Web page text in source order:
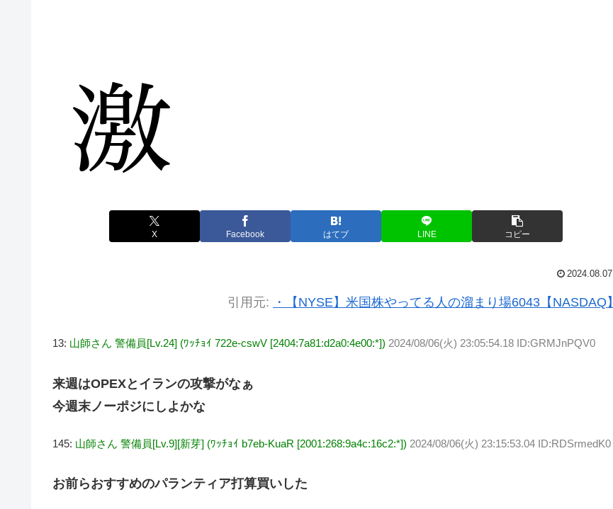
X Facebook はてブ LINE コピー
2024.08.07
引用元: ・【NYSE】米国株やってる人の溜まり場6043【NASDAQ】
13: 山師さん 警備員[Lv.24] (ﾜｯﾁｮｲ 722e-cswV [2404:7a81:d2a0:4e00:*]) 2024/08/06(火) 23:05:54.18 ID:GRMJnPQV0
来週はOPEXとイランの攻撃がなぁ
今週末ノーポジにしよかな
145: 山師さん 警備員[Lv.9][新芽] (ﾜｯﾁｮｲ b7eb-KuaR [2001:268:9a4c:16c2:*]) 2024/08/06(火) 23:15:53.04 ID:RDSrmedK0
お前らおすすめのパランティア打算買いした